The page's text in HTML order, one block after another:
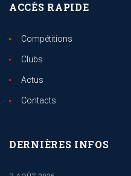
ACCÈS RAPIDE
Compétitions
Clubs
Actus
Contacts
DERNIÈRES INFOS